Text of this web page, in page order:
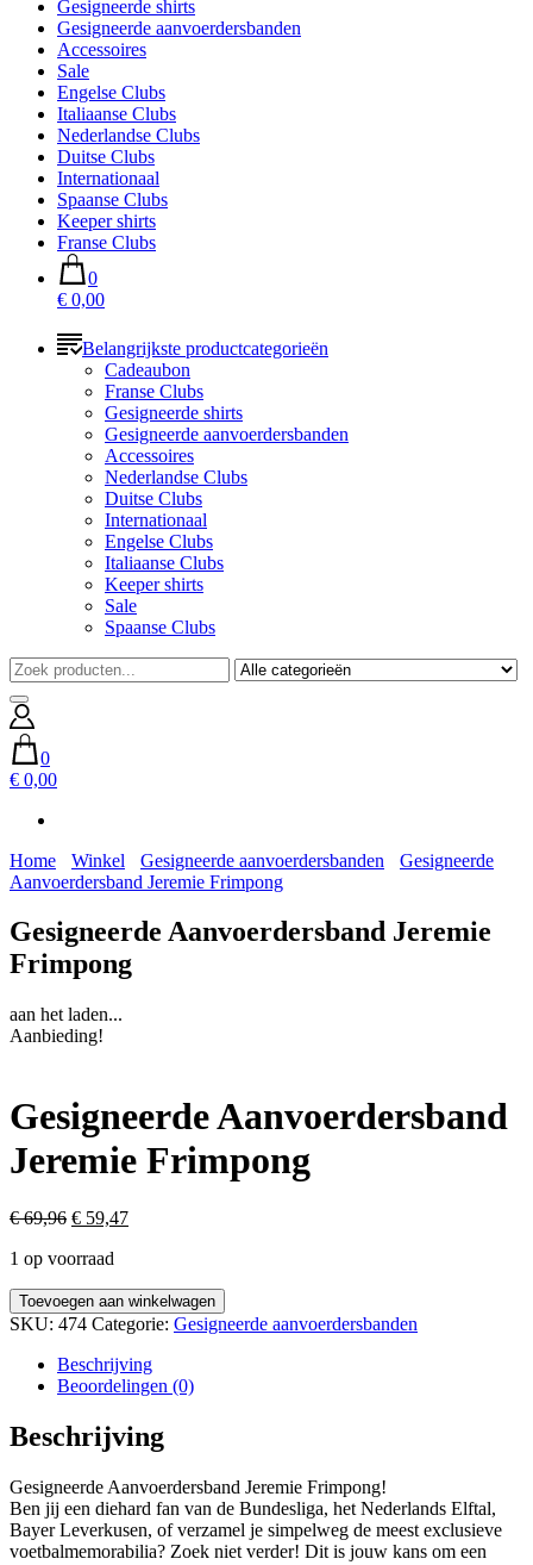
Gesigneerde shirts
Gesigneerde aanvoerdersbanden
Accessoires
Sale
Engelse Clubs
Italiaanse Clubs
Nederlandse Clubs
Duitse Clubs
Internationaal
Spaanse Clubs
Keeper shirts
Franse Clubs
0
€ 0,00
Belangrijkste productcategorieën
Cadeaubon
Franse Clubs
Gesigneerde shirts
Gesigneerde aanvoerdersbanden
Accessoires
Nederlandse Clubs
Duitse Clubs
Internationaal
Engelse Clubs
Italiaanse Clubs
Keeper shirts
Sale
Spaanse Clubs
0
€ 0,00
Home Winkel Gesigneerde aanvoerdersbanden
Gesigneerde
Aanvoerdersband Jeremie Frimpong
Gesigneerde Aanvoerdersband Jeremie
Frimpong
aan het laden...
Aanbieding!
Gesigneerde Aanvoerdersband
Jeremie Frimpong
€69,96 Oorspronkelijke
was:
€ 59,47Huidige
1 op voorraad
Gesigneerde
Aanvoerdersband
Frimpong
aantal
Toevoegen aan winkelwagen
SKU: 474 Categorie: Gesigneerde aanvoerdersbanden
Beschrijving
Beoordelingen (0)
Beschrijving
Gesigneerde Aanvoerdersband Jeremie Frimpong!
Ben jij een diehard fan van de Bundesliga, het Nederlands Elftal,
Bayer Leverkusen, of verzamel je simpelweg de meest exclusieve
voetbalmemorabilia? Zoek niet verder! Dit is jouw kans om een